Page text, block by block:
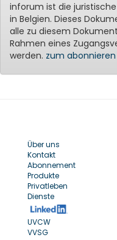
inforum ist die
in Belgien. Dieses
alle zu diesem
Rahmen eines
werden. zum
Über uns
Kontakt
Abonnement
Produkte
Privatleben
Dienste
UVCW
VVSG